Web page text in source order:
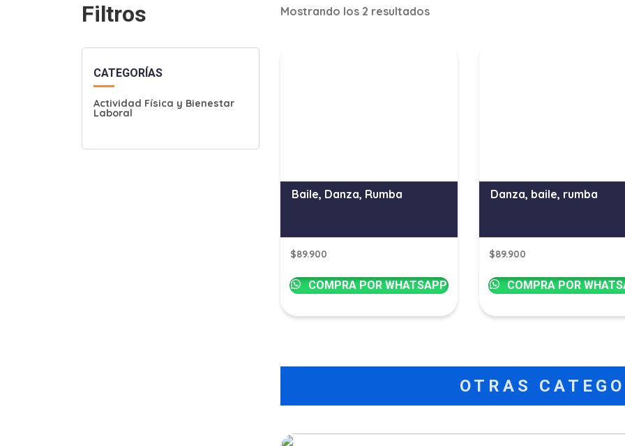
Filtros
CATEGORÍAS
Actividad Física y Bienestar
Laboral
Mostrando los 2 resultados
Baile, Danza, Rumba
$89.900
COMPRA POR WHATSAPP
Danza, baile, rumba
$89.900
COMPRA POR
OTRAS